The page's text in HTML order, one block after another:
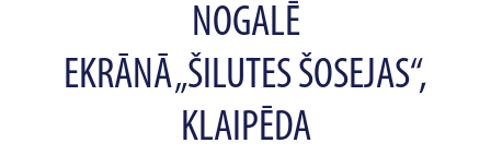
NOGALĒ
EKRĀNĀ „ŠILUTES ŠOSEJAS“,
KLAIPĒDA